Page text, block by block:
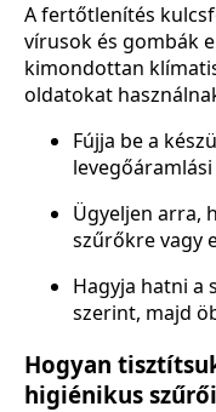
A fertőtlenítés
vírusok és gombák
kimondottan
oldatokat
Fújja be a
Ügyeljen arra,
szűrőkre vagy
Hagyja hatni a
szerint, majd
Hogyan
higiénikus